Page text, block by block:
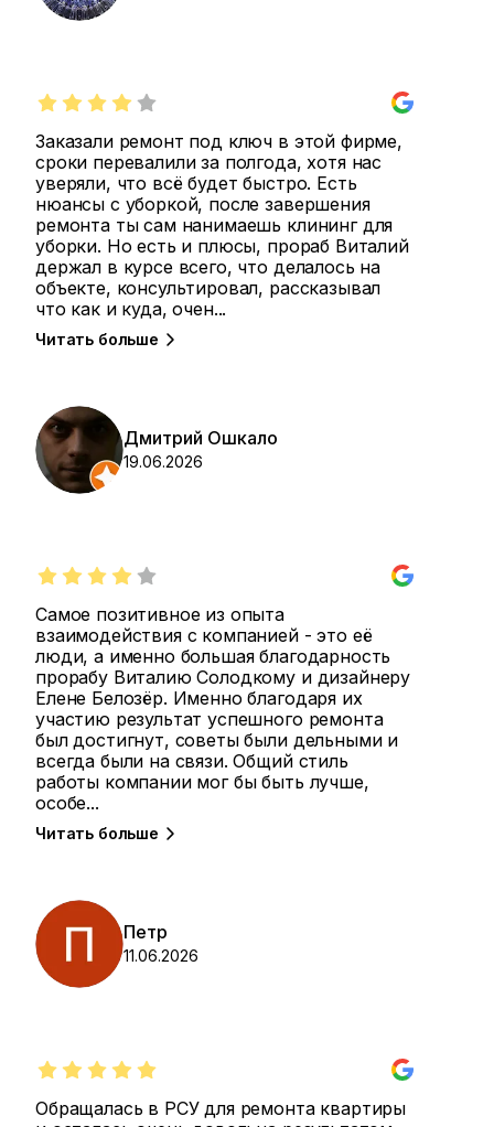
Заказали ремонт под ключ в этой фирме,
сроки перевалили за полгода, хотя нас
уверяли, что всё будет быстро. Есть
нюансы с уборкой, после завершения
ремонта ты сам нанимаешь клининг для
уборки. Но есть и плюсы, прораб Виталий
держал в курсе всего, что делалось на
объекте, консультировал, рассказывал
что как и куда, очен...
Читать больше
Дмитрий Ошкало
19.06.2026
Самое позитивное из опыта
взаимодействия с компанией - это её
люди, а именно большая благодарность
прорабу Виталию Солодкому и дизайнеру
Елене Белозёр. Именно благодаря их
участию результат успешного ремонта
был достигнут, советы были дельными и
всегда были на связи. Общий стиль
работы компании мог бы быть лучше,
особе...
Читать больше
Петр
11.06.2026
Обращалась в РСУ для ремонта квартиры